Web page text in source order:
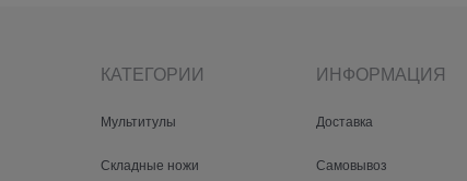
КАТЕГОРИИ
Мультитулы
Складные ножи
ИНФОРМАЦИЯ
Доставка
Самовывоз